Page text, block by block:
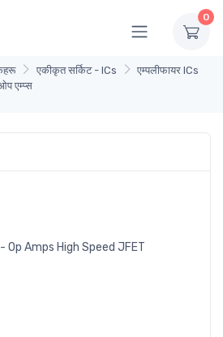
0
एकीकृत सर्किट - ICs
एम्पलीफायर ICs
एम्प्स
Amps High Speed JFET